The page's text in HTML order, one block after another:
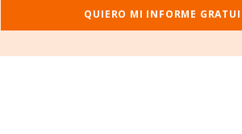
QUIERO MI INFORME